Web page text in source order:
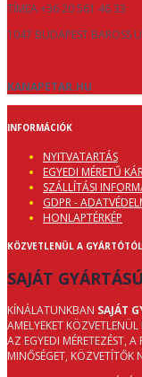
TÍMEA +36 20 561 46 33
1047 BUDAPEST BAROSS
KANAPETAR.HU
INFORMÁCIÓK
NYITVATARTÁS
EGYEDI MÉRETŰ
SZÁLLÍTÁSI
GDPR -
HONLAPTÉRKÉP
KÖZVETLENÜL A
SAJÁT
KÍNÁLATUNKBAN SAJÁT
AMELYEKET
AZ EGYEDI MÉRETEZÉST,
MINŐSÉGET, KÖZVETÍTŐK